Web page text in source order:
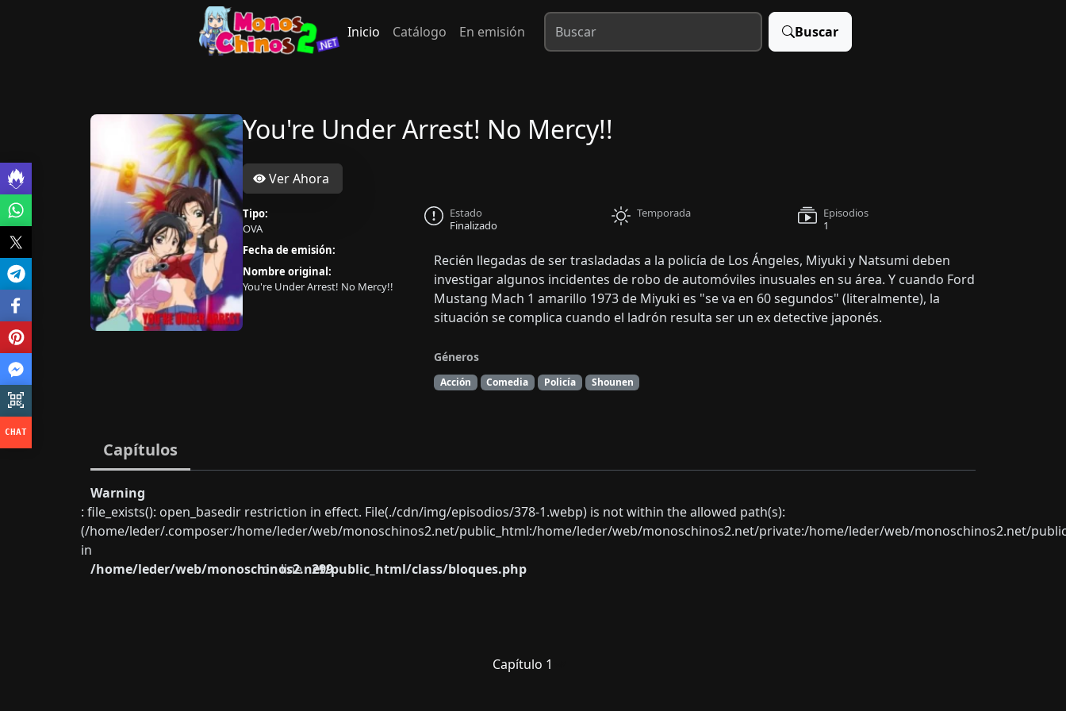
Inicio Catálogo En emisión Buscar
You're Under Arrest! No Mercy!!
Ver Ahora
Tipo:
OVA
Fecha de emisión:
Nombre original:
You're Under Arrest! No Mercy!!
Estado
Finalizado
Temporada
Episodios
1
Recién llegadas de ser trasladadas a la policía de Los Ángeles, Miyuki y Natsumi deben
investigar algunos incidentes de robo de automóviles inusuales en su área. Y cuando Ford
Mustang Mach 1 amarillo 1973 de Miyuki es "se va en 60 segundos" (literalmente), la
situación se complica cuando el ladrón resulta ser un ex detective japonés.
Géneros
Acción Comedia Policía Shounen
Capítulos
Warning
: file_exists(): open_basedir restriction in effect. File(./cdn/img/episodios/378-1.webp) is not within the allowed path(s):
(/home/leder/.composer:/home/leder/web/monoschinos2.net/public_html:/home/leder/web/monoschinos2.net/private:/home/leder/web/monoschinos2.net/
in
/home/leder/web/monoschinos2.net/public_html/class/bloques.php
on line 299
Capítulo 1